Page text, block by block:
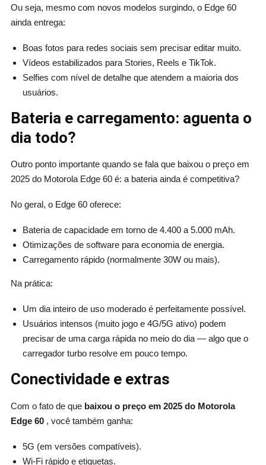
Ou seja, mesmo com novos modelos surgindo, o Edge 60
ainda entrega:
Boas fotos para redes sociais sem precisar editar muito.
Vídeos estabilizados para Stories, Reels e TikTok.
Selfies com nível de detalhe que atendem a maioria dos
usuários.
Bateria e carregamento: aguenta o
dia todo?
Outro ponto importante quando se fala que baixou o preço em
2025 do Motorola Edge 60 é: a bateria ainda é competitiva?
No geral, o Edge 60 oferece:
Bateria de capacidade em torno de 4.400 a 5.000 mAh.
Otimizações de software para economia de energia.
Carregamento rápido (normalmente 30W ou mais).
Na prática:
Um dia inteiro de uso moderado é perfeitamente possível.
Usuários intensos (muito jogo e 4G/5G ativo) podem
precisar de uma carga rápida no meio do dia — algo que o
carregador turbo resolve em pouco tempo.
Conectividade e extras
Com o fato de que baixou o preço em 2025 do Motorola
Edge 60, você também ganha:
5G (em versões compatíveis).
Wi-Fi rápido e etiquetas.